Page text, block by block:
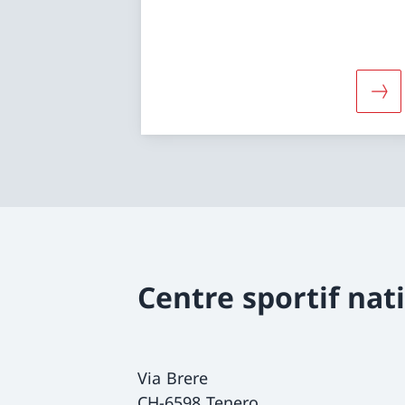
Centre sportif
Via Brere